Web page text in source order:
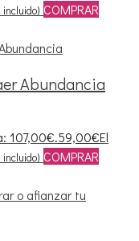
incluido) COMPRAR
Abundancia
107,00€.59,00€El
incluido) COMPRAR